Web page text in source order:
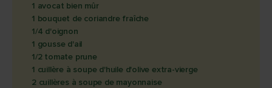
1 avocat bien mûr
1 bouquet de coriandre fraîche
1/4 d'oignon
1 gousse d'ail
1/2 tomate prune
1 cuillère à soupe d'huile d'olive extra-vierge
2 cuillères à soupe de mayonnaise